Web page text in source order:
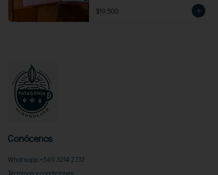
$19.500
Conócenos
Whatsapp +569 3214 2732
Términos y condiciones